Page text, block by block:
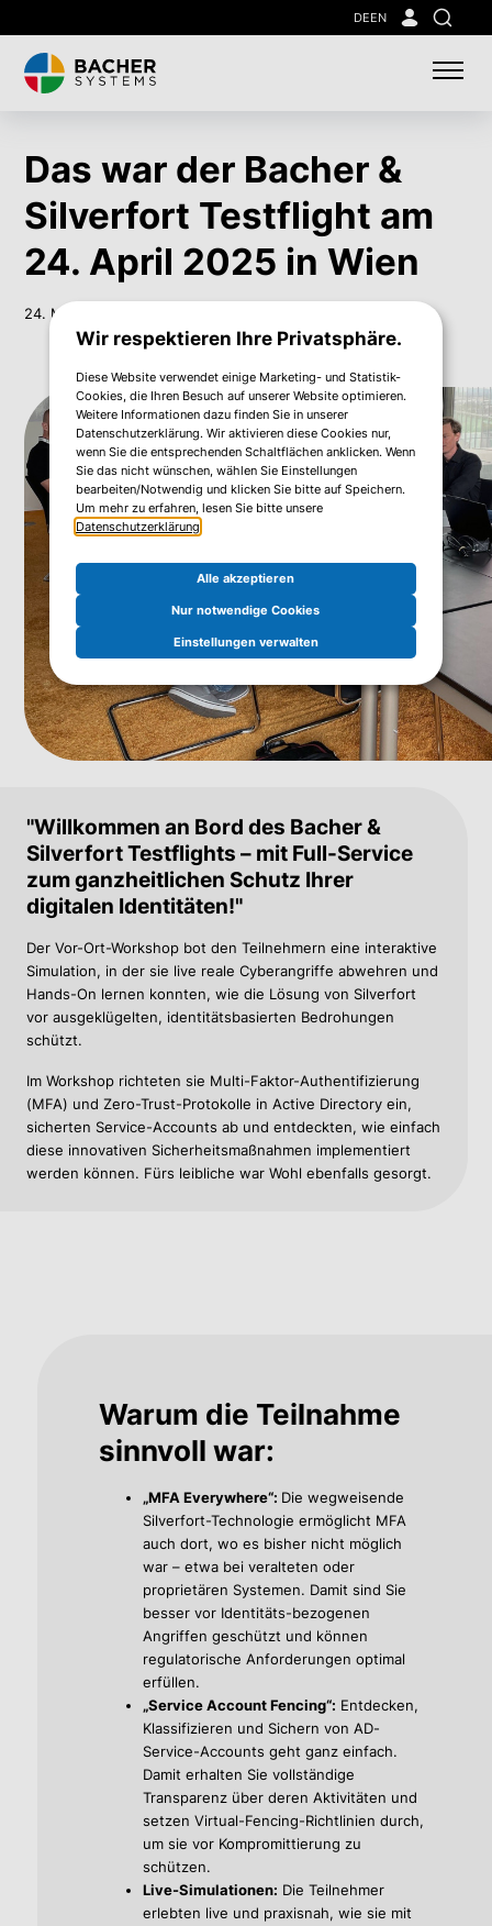
to
main
content
DEEN
Suche
Das war der Bacher &
Silverfort Testflight am
24. April 2025 in Wien
24. März 2025
"Willkommen an Bord des Bacher &
Silverfort Testflights – mit Full-Service
zum ganzheitlichen Schutz Ihrer
digitalen Identitäten!"
Der Vor-Ort-Workshop bot den Teilnehmern eine interaktive
Simulation, in der sie live reale Cyberangriffe abwehren und
Hands-On lernen konnten, wie die Lösung von Silverfort
vor ausgeklügelten, identitätsbasierten Bedrohungen
schützt.
Im Workshop richteten sie Multi-Faktor-Authentifizierung
(MFA) und Zero-Trust-Protokolle in Active Directory ein,
sicherten Service-Accounts ab und entdeckten, wie einfach
diese innovativen Sicherheitsmaßnahmen implementiert
werden können. Fürs leibliche war Wohl ebenfalls gesorgt.
Warum die Teilnahme
sinnvoll war:
„MFA Everywhere“: Die wegweisende
Silverfort-Technologie ermöglicht MFA
auch dort, wo es bisher nicht möglich
war – etwa bei veralteten oder
proprietären Systemen. Damit sind Sie
besser vor Identitäts-bezogenen
Angriffen geschützt und können
regulatorische Anforderungen optimal
erfüllen.
„Service Account Fencing“: Entdecken,
Klassifizieren und Sichern von AD-
Service-Accounts geht ganz einfach.
Damit erhalten Sie vollständige
Transparenz über deren Aktivitäten und
setzen Virtual-Fencing-Richtlinien durch,
um sie vor Kompromittierung zu
schützen.
Live-Simulationen: Die Teilnehmer
erlebten live und praxisnah, wie sie mit
Wir respektieren Ihre Privatsphäre.
Diese Website verwendet einige Marketing- und Statistik-
Cookies, die Ihren Besuch auf unserer Website optimieren.
Weitere Informationen dazu finden Sie in unserer
Datenschutzerklärung. Wir aktivieren diese Cookies nur,
wenn Sie die entsprechenden Schaltflächen anklicken. Wenn
Sie das nicht wünschen, wählen Sie Einstellungen
bearbeiten/Notwendig und klicken Sie bitte auf Speichern.
Um mehr zu erfahren, lesen Sie bitte unsere
Datenschutzerklärung.
Alle akzeptieren
Nur notwendige Cookies
Einstellungen verwalten